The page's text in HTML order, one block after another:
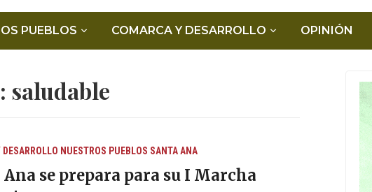
PUEBLOS COMARCA Y DESARROLLO OPINIÓN
saludable
NUESTROS PUEBLOS SANTA ANA
Ana se prepara para su I Marcha